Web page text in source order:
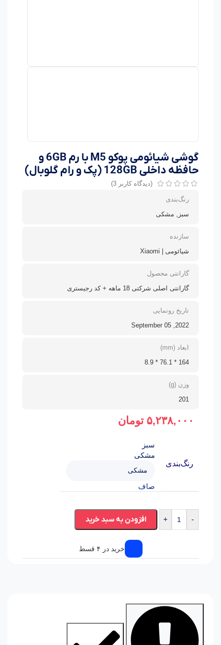
گوشی شیائومی پوکو M5 با رم 6GB و
حافظه داخلی 128GB (پک و رام گلوبال)
(دیدگاه کاربر 3
)
رنگ‌بندی
سبز, مشکی
سازنده
شیائومی | Xiaomi
گارانتی محصول
گارانتی اصلی شرکتی 18 ماهه + کد رجیستری
تاریخ رونمایی
2022, September 05
ابعاد (mm)
164 * 76.1 * 8.9
وزن (g)
201
۵,۲۳۸,۰۰۰ تومان
رنگ‌بندی
سبز
مشکی
صاف
-
+ افزودن به سبد خرید
خرید در ۴ قسط